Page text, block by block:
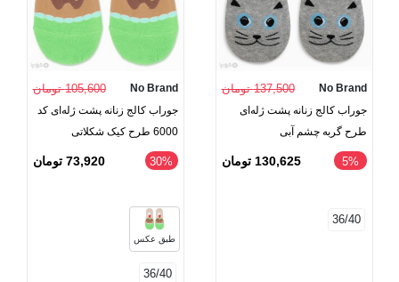
No Brand 137,500 تومان
جوراب کالج زنانه پشت ژله‌ای
طرح گربه چشم آبی
‎5% 130,625 تومان
36/40
No Brand 105,600 تومان
جوراب کالج زنانه پشت ژله‌ای کد
6000 طرح کیک شکلاتی
‎30% 73,920 تومان
طبق عکس
36/40